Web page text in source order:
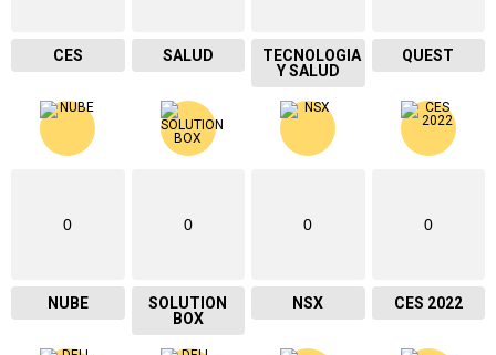
CES SALUD
TECNOLOGIA
Y SALUD
QUEST
0
NUBE
0
SOLUTION
BOX
0
NSX
0
CES 2022